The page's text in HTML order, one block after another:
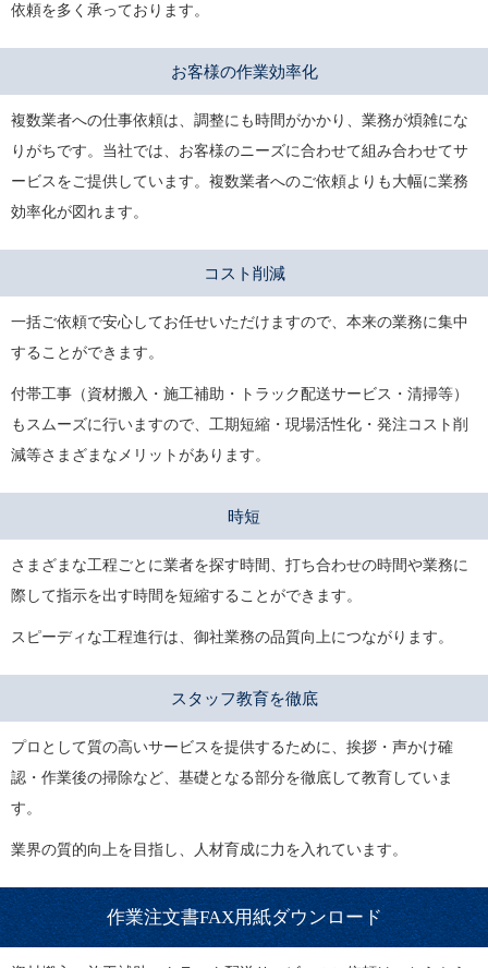
依頼を多く承っております。
お客様の作業効率化
複数業者への仕事依頼は、調整にも時間がかかり、業務が煩雑にな
りがちです。当社では、お客様のニーズに合わせて組み合わせてサ
ービスをご提供しています。複数業者へのご依頼よりも大幅に業務
効率化が図れます。
コスト削減
一括ご依頼で安心してお任せいただけますので、本来の業務に集中
することができます。
付帯工事（資材搬入・施工補助・トラック配送サービス・清掃等）
もスムーズに行いますので、工期短縮・現場活性化・発注コスト削
減等さまざまなメリットがあります。
時短
さまざまな工程ごとに業者を探す時間、打ち合わせの時間や業務に
際して指示を出す時間を短縮することができます。
スピーディな工程進行は、御社業務の品質向上につながります。
スタッフ教育を徹底
プロとして質の高いサービスを提供するために、挨拶・声かけ確
認・作業後の掃除など、基礎となる部分を徹底して教育していま
す。
業界の質的向上を目指し、人材育成に力を入れています。
作業注文書FAX用紙ダウンロード